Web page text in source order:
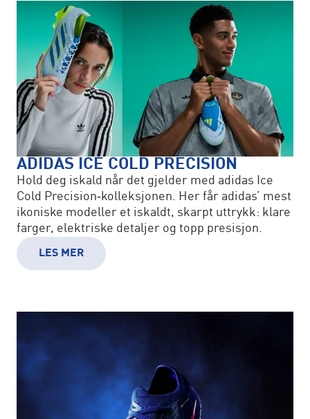
ADIDAS ICE COLD PRECISION
Hold deg iskald når det gjelder med adidas Ice
Cold Precision‑kolleksjonen. Her får adidas’ mest
ikoniske modeller et iskaldt, skarpt uttrykk: klare
farger, elektriske detaljer og topp presisjon.
LES MER